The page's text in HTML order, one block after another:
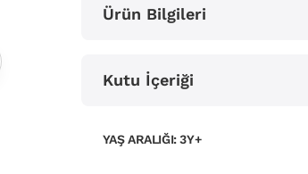
Ürün Bilgileri
Kutu İçeriği
YAŞ ARALIĞI: 3Y+